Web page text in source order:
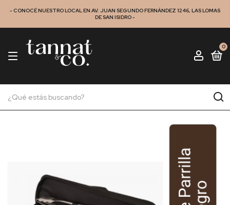
- CONOCÉ NUESTRO LOCAL EN AV. JUAN SEGUNDO FERNÁNDEZ 1246, LAS LOMAS
DE SAN ISIDRO -
0